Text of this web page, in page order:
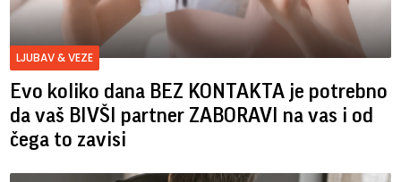
LJUBAV & VEZE
Evo koliko dana BEZ KONTAKTA je potrebno
da vaš BIVŠI partner ZABORAVI na vas i od
čega to zavisi